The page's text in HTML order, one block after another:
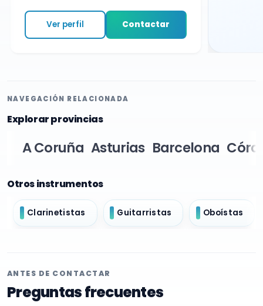
Ver perfil Contactar
NAVEGACIÓN RELACIONADA
Explorar provincias
A Coruña Asturias Barcelona
Otros instrumentos
Clarinetistas Guitarristas Oboístas
ANTES DE CONTACTAR
Preguntas frecuentes